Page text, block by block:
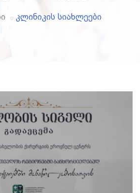
კლინიკის სიახლეები